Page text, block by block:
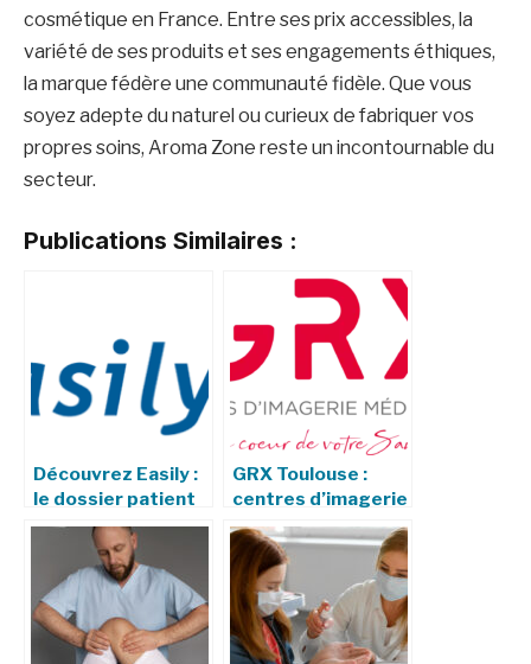
cosmétique en France. Entre ses prix accessibles, la
variété de ses produits et ses engagements éthiques,
la marque fédère une communauté fidèle. Que vous
soyez adepte du naturel ou curieux de fabriquer vos
propres soins, Aroma Zone reste un incontournable du
secteur.
Publications Similaires :
Découvrez Easily :
le dossier patient
informatisé
innovant des HCL
GRX Toulouse :
centres d’imagerie
médicale, services
et engagements